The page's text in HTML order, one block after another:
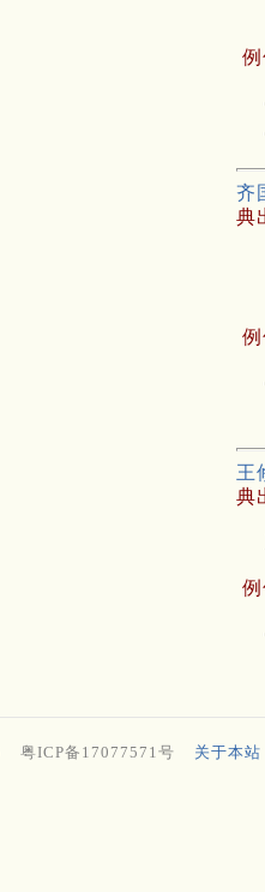
例
齐
典
例
王
典
例
粤ICP备17077571号 关于本站